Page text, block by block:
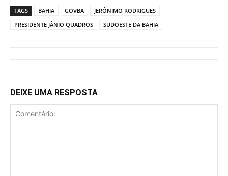
TAGS BAHIA GOVBA
JERÔNIMO RODRIGUES
PRESIDENTE JÂNIO QUADROS
SUDOESTE DA BAHIA
DEIXE UMA RESPOSTA